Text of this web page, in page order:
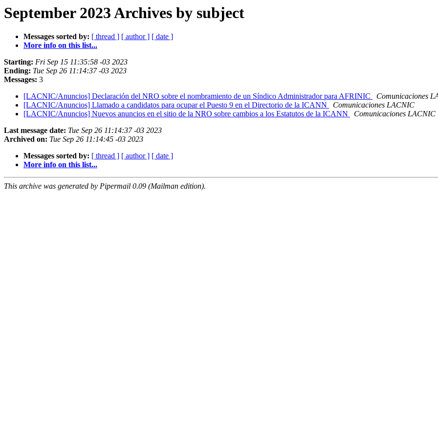
September 2023 Archives by subject
Messages sorted by: [ thread ] [ author ] [ date ]
More info on this list...
Starting: Fri Sep 15 11:35:58 -03 2023
Ending: Tue Sep 26 11:14:37 -03 2023
Messages: 3
[LACNIC/Anuncios] Declaración del NRO sobre el nombramiento de un Síndico Administrador para AFRINIC
Comunicaciones
[LACNIC/Anuncios] Llamado a candidatos para ocupar el Puesto 9 en el Directorio de la ICANN
Comunicaciones LACNIC
[LACNIC/Anuncios] Nuevos anuncios en el sitio de la NRO sobre cambios a los Estatutos de la ICANN
Comunicaciones LACNIC
Last message date: Tue Sep 26 11:14:37 -03 2023
Archived on: Tue Sep 26 11:14:45 -03 2023
Messages sorted by: [ thread ] [ author ] [ date ]
More info on this list...
This archive was generated by Pipermail 0.09 (Mailman edition).